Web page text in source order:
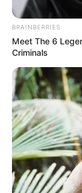
IBAGUÉ
de fuego
BRAINBERRIES
Meet The 6
Criminals